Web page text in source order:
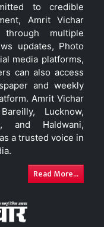
to credible
Amrit Vichar
multiple
updates, Photo
media platforms,
can also access
and weekly
Amrit Vichar
Lucknow,
and Haldwani,
a trusted voice in
Read More...